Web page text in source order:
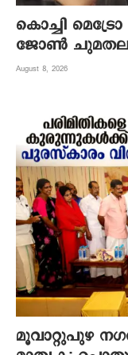
കൊച്ചി
ജോണ്‍
August 8, 2026
മൂവാറ്റുപുഴ